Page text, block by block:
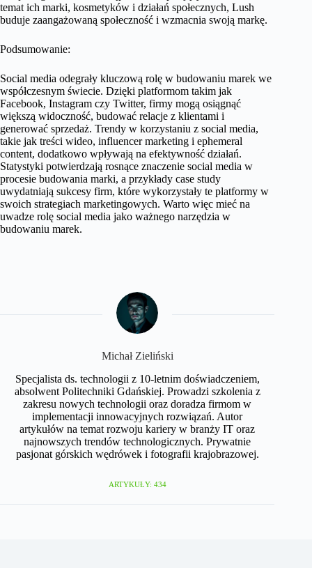
temat ich marki, kosmetyków i działań społecznych, Lush
buduje zaangażowaną społeczność i wzmacnia swoją markę.
Podsumowanie:
Social media odegrały kluczową rolę w budowaniu marek we
współczesnym świecie. Dzięki platformom takim jak
Facebook, Instagram czy Twitter, firmy mogą osiągnąć
większą widoczność, budować relacje z klientami i
generować sprzedaż. Trendy w korzystaniu z social media,
takie jak treści wideo, influencer marketing i ephemeral
content, dodatkowo wpływają na efektywność działań.
Statystyki potwierdzają rosnące znaczenie social media w
procesie budowania marki, a przykłady case study
uwydatniają sukcesy firm, które wykorzystały te platformy w
swoich strategiach marketingowych. Warto więc mieć na
uwadze rolę social media jako ważnego narzędzia w
budowaniu marek.
Michał Zieliński
Specjalista ds. technologii z 10-letnim doświadczeniem,
absolwent Politechniki Gdańskiej. Prowadzi szkolenia z
zakresu nowych technologii oraz doradza firmom w
implementacji innowacyjnych rozwiązań. Autor
artykułów na temat rozwoju kariery w branży IT oraz
najnowszych trendów technologicznych. Prywatnie
pasjonat górskich wędrówek i fotografii krajobrazowej.
ARTYKUŁY: 434